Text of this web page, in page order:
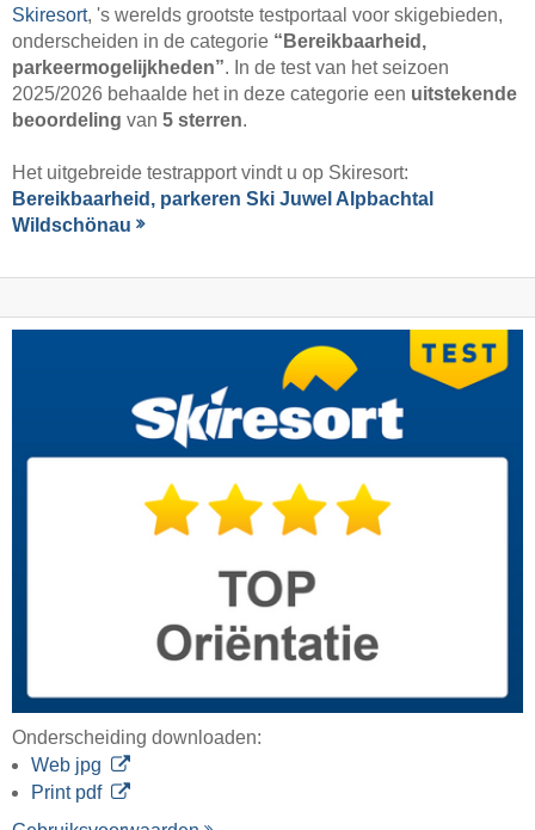
Skiresort, 's werelds grootste testportaal voor skigebieden,
onderscheiden in de categorie “Bereikbaarheid,
parkeermogelijkheden”. In de test van het seizoen
2025/2026 behaalde het in deze categorie een uitstekende
beoordeling van 5 sterren.
Het uitgebreide testrapport vindt u op Skiresort:
Bereikbaarheid, parkeren Ski Juwel Alpbachtal
Wildschönau
Onderscheiding downloaden:
Web jpg
Print pdf